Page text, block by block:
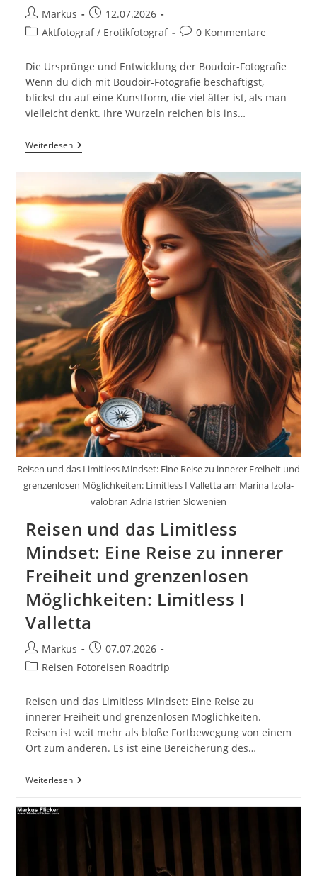
Beitrags-
Autor:
Markus
Beitrag
veröffentlicht:
12.07.2026
Beitrags-
Aktfotograf / Erotikfotograf
Beitrags-
0 Kommentare
Die Ursprünge und Entwicklung der Boudoir-Fotografie
Wenn du dich mit Boudoir-Fotografie beschäftigst,
blickst du auf eine Kunstform, die viel älter ist, als man
vielleicht denkt. Ihre Wurzeln reichen bis ins…
WeiterlesenDie
Kunst
Fotografie.
Ursprung
Und
Entwicklung.
Stilistische
Merkmale.
Technische
Aspekte.
Ethik
Und
Privatsphäre.
Psychologische
Dimension
Inkl.
37
Fototipps
Und
Bildideen
Reisen und das Limitless Mindset: Eine Reise zu innerer Freiheit und
grenzenlosen Möglichkeiten: Limitless I Valletta am Marina Izola-
valobran Adria Istrien Slowenien
Reisen und das Limitless
Mindset: Eine Reise zu innerer
Freiheit und grenzenlosen
Möglichkeiten: Limitless I
Valletta
Beitrags-
Autor:
Markus
Beitrag
veröffentlicht:
07.07.2026
Beitrags-
Reisen Fotoreisen Roadtrip
Reisen und das Limitless Mindset: Eine Reise zu
innerer Freiheit und grenzenlosen Möglichkeiten.
Reisen ist weit mehr als bloße Fortbewegung von einem
Ort zum anderen. Es ist eine Bereicherung des…
WeiterlesenReisen
Und
Eine
Reise
Innerer